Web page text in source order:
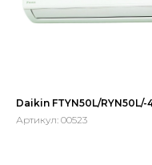
Daikin FTYN50L/RYN50L/-
Артикул: 00523